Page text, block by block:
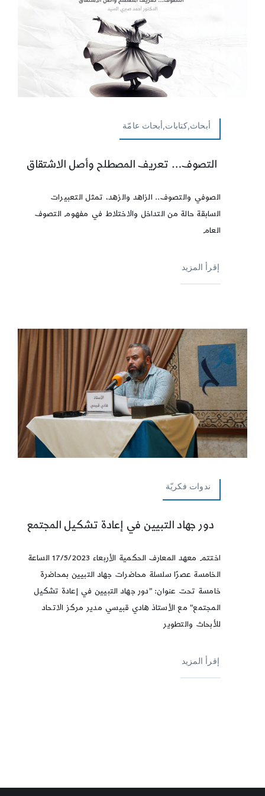
أبحاث,كتابات,أبحاث عامّة
التصوف… تعريف المصطلح وأصل الاشتقاق
الصوفي والتصوف.. الزاهد والزهد، تمثل التعبيرات
السابقة حالة من التداخل والاختلاط في مفهوم التصوف
العام
إقرأ المزيد
ندوات فكريّة
دور جهاد التبيين في إعادة تشكيل المجتمع
اختتم معهد المعارف الحكمية الأربعاء 17/5/2023 الساعة
الخامسة عصرًا سلسلة محاضرات جهاد التبيين بمحاضرة
خامسة تحت عنوان: "دور جهاد التبيين في إعادة تشكيل
المجتمع" مع الأستاذ هادي قبيسي مدير مركز الاتحاد
للأبحاث والتطوير
إقرأ المزيد